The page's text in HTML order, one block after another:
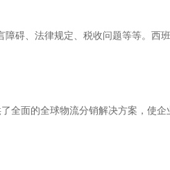
碍、法律规定、税收问题等等。西
全面的全球物流分销解决方案，使